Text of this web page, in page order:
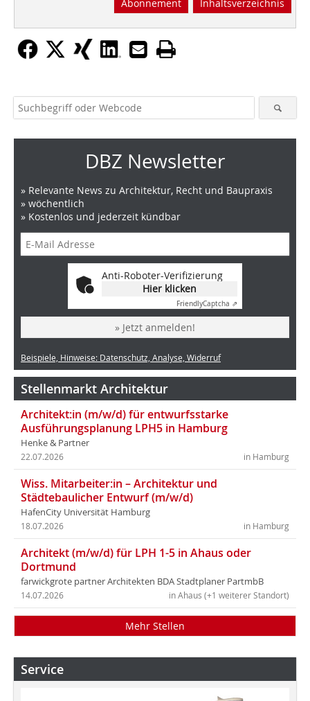
Abonnement Inhaltsverzeichnis
DBZ Newsletter
» Relevante News zu Architektur, Recht und Baupraxis
» wöchentlich
» Kostenlos und jederzeit kündbar
Anti-Roboter-Verifizierung
Hier klicken
FriendlyCaptcha ⇗
» Jetzt anmelden!
Beispiele, Hinweise: Datenschutz, Analyse, Widerruf
Stellenmarkt Architektur
Architekt:in (m/w/d) für entwurfsstarke
Ausführungsplanung LPH5 in Hamburg
Henke & Partner
in Hamburg
22.07.2026
Wiss. Mitarbeiter:in – Architektur und
Städtebaulicher Entwurf (m/w/d)
HafenCity Universität Hamburg
in Hamburg
18.07.2026
Architekt (m/w/d) für LPH 1-5 in Ahaus oder
Dortmund
farwickgrote partner Architekten BDA Stadtplaner PartmbB
in Ahaus (+1 weiterer Standort)
14.07.2026
Mehr Stellen
Service